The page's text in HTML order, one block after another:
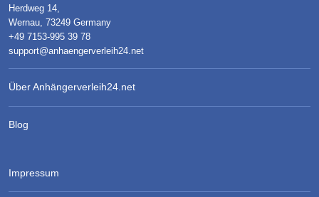
Herdweg 14,
Wernau, 73249 Germany
+49 7153-995 39 78
support@anhaengerverleih24.net
Über Anhängerverleih24.net
Blog
Impressum